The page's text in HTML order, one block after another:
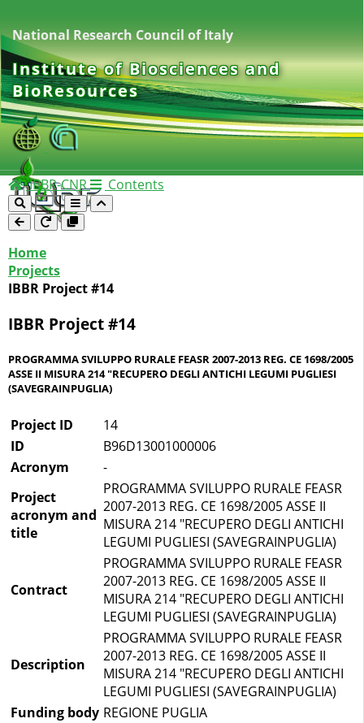
National Research Council of Italy
Institute of Biosciences and
BioResources
IBBR-CNR Contents
Home
Projects
IBBR Project #14
IBBR Project #14
PROGRAMMA SVILUPPO RURALE FEASR 2007-2013 REG. CE 1698/2005
ASSE II MISURA 214 "RECUPERO DEGLI ANTICHI LEGUMI PUGLIESI
(SAVEGRAINPUGLIA)
Project ID
14
ID
B96D13001000006
Acronym
-
Project
acronym and
title
PROGRAMMA SVILUPPO RURALE FEASR
2007-2013 REG. CE 1698/2005 ASSE II
MISURA 214 "RECUPERO DEGLI ANTICHI
LEGUMI PUGLIESI (SAVEGRAINPUGLIA)
Contract
PROGRAMMA SVILUPPO RURALE FEASR
2007-2013 REG. CE 1698/2005 ASSE II
MISURA 214 "RECUPERO DEGLI ANTICHI
LEGUMI PUGLIESI (SAVEGRAINPUGLIA)
Description
PROGRAMMA SVILUPPO RURALE FEASR
2007-2013 REG. CE 1698/2005 ASSE II
MISURA 214 "RECUPERO DEGLI ANTICHI
LEGUMI PUGLIESI (SAVEGRAINPUGLIA)
Funding body REGIONE PUGLIA